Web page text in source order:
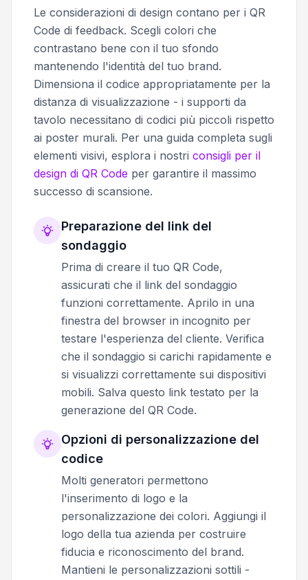
Le considerazioni di design contano per i QR
Code di feedback. Scegli colori che
contrastano bene con il tuo sfondo
mantenendo l'identità del tuo brand.
Dimensiona il codice appropriatamente per la
distanza di visualizzazione - i supporti da
tavolo necessitano di codici più piccoli rispetto
ai poster murali. Per una guida completa sugli
elementi visivi, esplora i nostri consigli per il
design di QR Code per garantire il massimo
successo di scansione.
Preparazione del link del
sondaggio
Prima di creare il tuo QR Code,
assicurati che il link del sondaggio
funzioni correttamente. Aprilo in una
finestra del browser in incognito per
testare l'esperienza del cliente. Verifica
che il sondaggio si carichi rapidamente e
si visualizzi correttamente sui dispositivi
mobili. Salva questo link testato per la
generazione del QR Code.
Opzioni di personalizzazione del
codice
Molti generatori permettono
l'inserimento di logo e la
personalizzazione dei colori. Aggiungi il
logo della tua azienda per costruire
fiducia e riconoscimento del brand.
Mantieni le personalizzazioni sottili -